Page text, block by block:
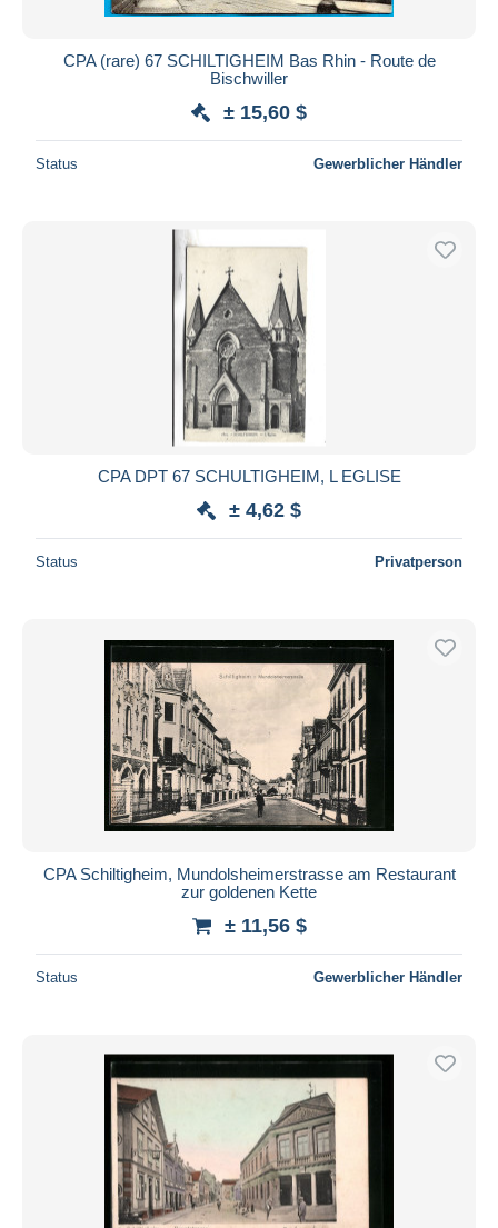
CPA (rare) 67 SCHILTIGHEIM Bas Rhin - Route de
Bischwiller
± 15,60 $
Status Gewerblicher Händler
CPA DPT 67 SCHULTIGHEIM, L EGLISE
± 4,62 $
Status Privatperson
CPA Schiltigheim, Mundolsheimerstrasse am Restaurant
zur goldenen Kette
± 11,56 $
Status Gewerblicher Händler